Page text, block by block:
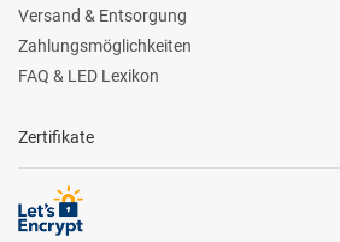
Versand & Entsorgung
Zahlungsmöglichkeiten
FAQ & LED Lexikon
Zertifikate